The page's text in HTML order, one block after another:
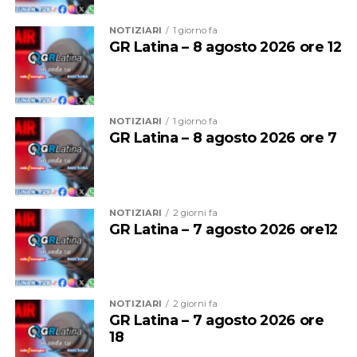
La musica continuerà poi ad essere protagonista sui tre
Sul palco del
Grappa Jazz Festivalsalirà il Luca
Mannutza & Paolo Recchia Duo,
composta da pianoforte e sassofono contralto, mentre
domenica 9 agosto il festival chiuderà con il Jordan
Corda 5et, formazione guidata dal vibrafonista Jordan
Corda insieme a Filippo Bianchini, Dario Rogato
NOTIZIARI 1 giorno fa
GR Latina – 8 agosto 2026 ore 12
NOTIZIARI 1 giorno fa
GR Latina – 8 agosto 2026 ore 7
NOTIZIARI 2 giorni fa
GR Latina – 7 agosto 2026 ore12
NOTIZIARI 2 giorni fa
GR Latina – 7 agosto 2026 ore
18